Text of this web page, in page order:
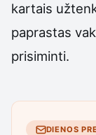
kartais
paprastas
prisiminti.
DIENOS